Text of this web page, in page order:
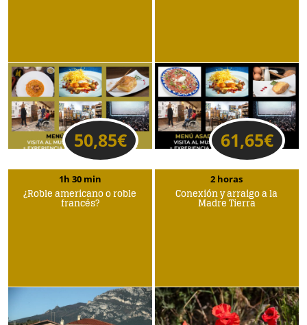
2 horas
Conexión y arraigo a la
Madre Tierra
50,85€ 61,65€
1h 30 min
¿Roble americano o roble
francés?